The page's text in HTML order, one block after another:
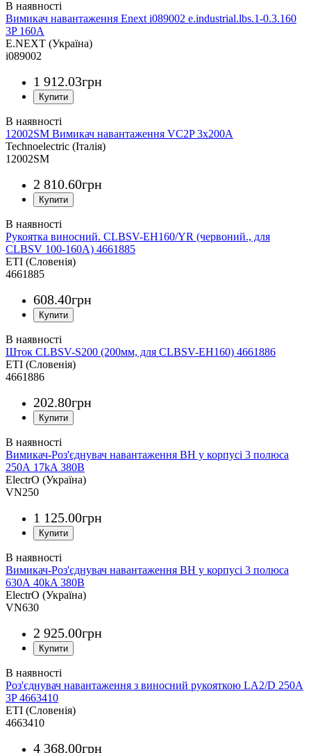
Вимикач навантаження Enext i089002 e.industrial.lbs.1-0.3.160
3P 160А
E.NEXT (Україна)
i089002
1 912.03грн
12002SM Вимикач навантаження VC2P 3x200A
Technoelectric (Італія)
12002SM
2 810.60грн
Рукоятка виносний. CLBSV-EH160/YR (червоний., для
CLBSV 100-160А) 4661885
ETI (Словенія)
4661885
608.40грн
Шток CLBSV-S200 (200мм, для CLBSV-EH160) 4661886
ETI (Словенія)
4661886
202.80грн
Вимикач-Роз'єднувач навантаження ВН у корпусі 3 полюса
250А 17kA 380B
ElectrO (Україна)
VN250
1 125.00грн
Вимикач-Роз'єднувач навантаження ВН у корпусі 3 полюса
630А 40kA 380B
ElectrO (Україна)
VN630
2 925.00грн
Роз'єднувач навантаження з виносний рукояткою LA2/D 250A
3P 4663410
ETI (Словенія)
4663410
4 368.00грн